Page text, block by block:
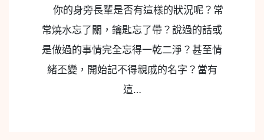
你的身旁長輩是否有這樣的狀況呢？常
常燒水忘了關，鑰匙忘了帶？說過的話或
是做過的事情完全忘得一乾二淨？甚至情
緒丕變，開始記不得親戚的名字？當有
這…